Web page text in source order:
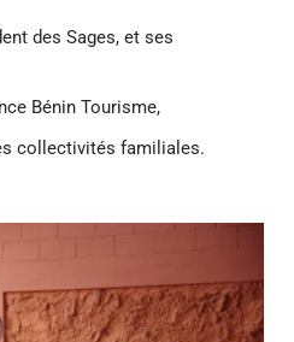
des Sages, et ses
Bénin Tourisme,
collectivités familiales.